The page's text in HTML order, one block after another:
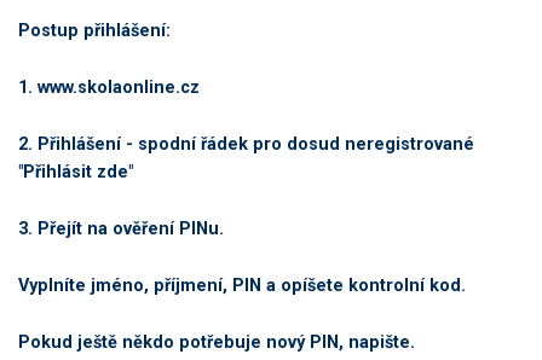
Postup přihlášení:
1. www.skolaonline.cz
2. Přihlášení - spodní řádek pro dosud neregistrované
"Přihlásit zde"
3. Přejít na ověření PINu.
Vyplníte jméno, příjmení, PIN a opíšete kontrolní kod.
Pokud ještě někdo potřebuje nový PIN, napište.